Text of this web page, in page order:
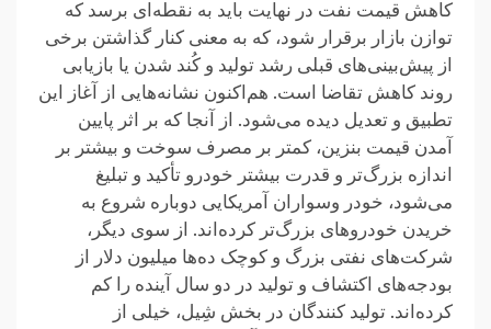
کاهش قیمت نفت در نهایت باید به نقطه‌ای برسد که
توازن بازار برقرار شود، که به معنی کنار گذاشتن برخی
از پیش‌بینی‌های قبلی رشد تولید و کُند شدن یا بازیابی
روند کاهش تقاضا است. هم‌اکنون نشانه‌هایی از آغاز این
تطبیق و تعدیل دیده می‌شود. از آنجا که بر اثر پایین
آمدن قیمت بنزین، کمتر بر مصرف سوخت و بیشتر بر
اندازه بزرگ‌تر و قدرت بیشتر خودرو تأکید و تبلیغ
می‌شود، خودر وسواران آمریکایی دوباره شروع به
خریدن خودروهای بزرگ‌تر کرده‌اند. از سوی دیگر،
شرکت‌های نفتی بزرگ و کوچک ده‌ها میلیون دلار از
بودجه‌های اکتشاف و تولید در دو سال آینده را کم
کرده‌اند. تولید کنندگان در بخش شِیل، خیلی از